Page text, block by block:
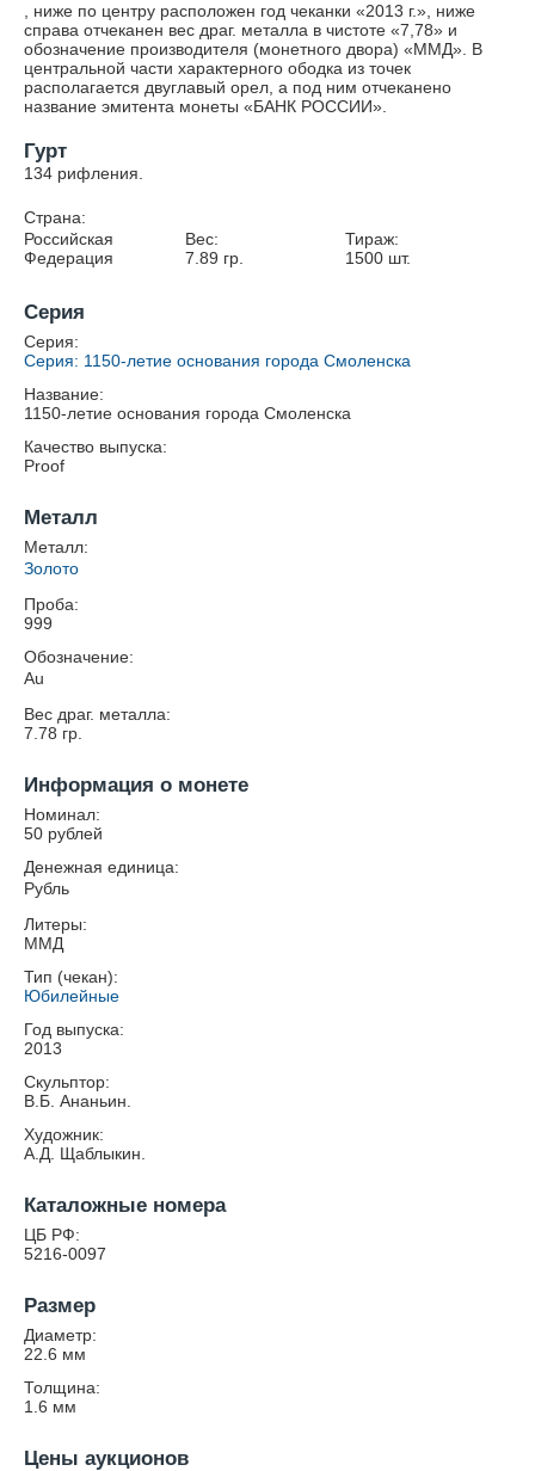
, ниже по центру расположен год чеканки «2013 г.», ниже
справа отчеканен вес драг. металла в чистоте «7,78» и
обозначение производителя (монетного двора) «ММД». В
центральной части характерного ободка из точек
располагается двуглавый орел, а под ним отчеканено
название эмитента монеты «БАНК РОССИИ».
Гурт
134 рифления.
Страна:
Российская
Федерация
Вес:
7.89 гр.
Тираж:
1500 шт.
Серия
Серия:
Cерия: 1150-летие основания города Смоленска
Название:
1150-летие основания города Смоленска
Качество выпуска:
Proof
Металл
Металл:
Золото
Проба:
999
Обозначение:
Au
Вес драг. металла:
7.78 гр.
Информация о монете
Номинал:
50 рублей
Денежная единица:
Рубль
Литеры:
ММД
Тип (чекан):
Юбилейные
Год выпуска:
2013
Скульптор:
В.Б. Ананьин.
Художник:
А.Д. Щаблыкин.
Каталожные номера
ЦБ РФ:
5216-0097
Размер
Диаметр:
22.6 мм
Толщина:
1.6 мм
Цены аукционов